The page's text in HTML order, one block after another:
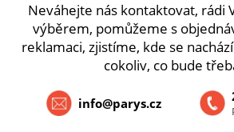
Neváhejte nás kontaktovat, rádi
výběrem, pomůžeme s
reklamaci, zjistíme, kde se
cokoliv, co bude
info@parys.cz